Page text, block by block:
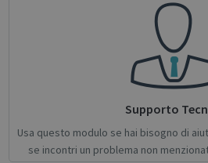
Supporto
Usa questo modulo se hai bisogno di
se incontri un problema non
Strictly necessary
Functionality
Strictly necessary cookies allow
functionality such as user login
management. The website
properly without strictly
Name
novo_vt